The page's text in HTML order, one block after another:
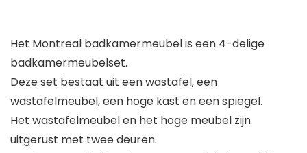
Het Montreal badkamermeubel is een 4-delige
badkamermeubelset.
Deze set bestaat uit een wastafel, een
wastafelmeubel, een hoge kast en een spiegel.
Het wastafelmeubel en het hoge meubel zijn
uitgerust met twee deuren.